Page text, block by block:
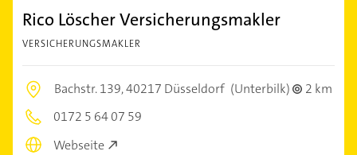
Rico Löscher Versicherungsmakler
VERSICHERUNGSMAKLER
Bachstr. 139,40217 Düsseldorf (Unterbilk)
2 km
0172 5 64 07 59
Webseite